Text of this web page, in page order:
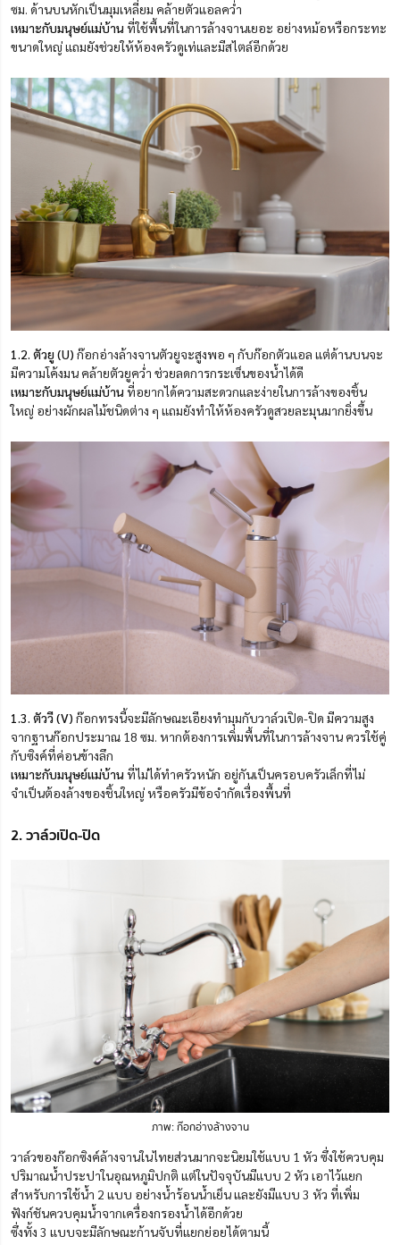
ซม. ด้านบนหักเป็นมุมเหลี่ยม คล้ายตัวแอลคว่ำ
เหมาะกับมนุษย์แม่บ้านที่ใช้พื้นที่ในการล้างจานเยอะ อย่างหม้อหรือกระทะ
ขนาดใหญ่ แถมยังช่วยให้ห้องครัวดูเท่และมีสไตล์อีกด้วย
1.2. ตัวยู (U) ก๊อกอ่างล้างจานตัวยูจะสูงพอ ๆ กับก๊อกตัวแอล แต่ด้านบนจะ
มีความโค้งมน คล้ายตัวยูคว่ำ ช่วยลดการกระเซ็นของน้ำได้ดี
เหมาะกับมนุษย์แม่บ้านที่อยากได้ความสะดวกและง่ายในการล้างของชิ้น
ใหญ่ อย่างผักผลไม้ชนิดต่าง ๆ แถมยังทำให้ห้องครัวดูสวยละมุนมากยิ่งขึ้น
1.3. ตัววี (V) ก๊อกทรงนี้จะมีลักษณะเอียงทำมุมกับวาล์วเปิด-ปิด มีความสูง
จากฐานก๊อกประมาณ 18 ซม. หากต้องการเพิ่มพื้นที่ในการล้างจาน ควรใช้คู่
กับซิงค์ที่ค่อนข้างลึก
เหมาะกับมนุษย์แม่บ้านที่ไม่ได้ทำครัวหนัก อยู่กันเป็นครอบครัวเล็กที่ไม่
จำเป็นต้องล้างของชิ้นใหญ่ หรือครัวมีข้อจำกัดเรื่องพื้นที่
2. วาล์วเปิด-ปิด
ภาพ: ก๊อกอ่างล้างจาน
วาล์วของก๊อกซิงค์ล้างจานในไทยส่วนมากจะนิยมใช้แบบ 1 หัว ซึ่งใช้ควบคุม
ปริมาณน้ำประปาในอุณหภูมิปกติ แต่ในปัจจุบันมีแบบ 2 หัว เอาไว้แยก
สำหรับการใช้น้ำ 2 แบบ อย่างน้ำร้อนน้ำเย็น และยังมีแบบ 3 หัว ที่เพิ่ม
ฟังก์ชันควบคุมน้ำจากเครื่องกรองน้ำได้อีกด้วย
ซึ่งทั้ง 3 แบบจะมีลักษณะก้านจับที่แยกย่อยได้ตามนี้